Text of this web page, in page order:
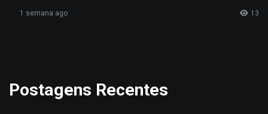
1 semana ago 13
Postagens Recentes